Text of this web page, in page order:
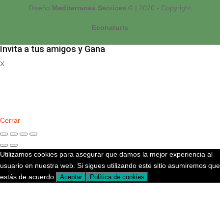
Diseño Mediterranea Services © | 2020 - Copyright
Econaturis
Invita a tus amigos y Gana
X
Cerrar
Utilizamos cookies para asegurar que damos la mejor experiencia al
usuario en nuestra web. Si sigues utilizando este sitio asumiremos que
estás de acuerdo.
Aceptar Política de cookies